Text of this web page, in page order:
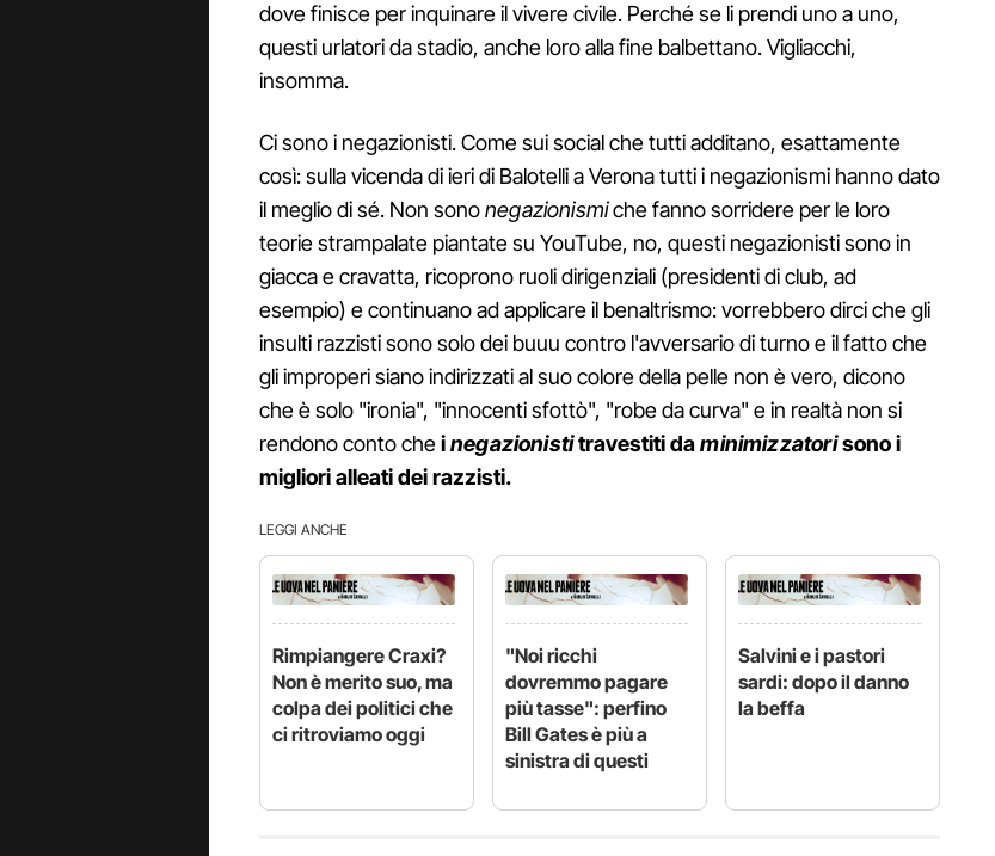
dove finisce per inquinare il vivere civile. Perché se li prendi uno a uno,
questi urlatori da stadio, anche loro alla fine balbettano. Vigliacchi,
insomma.
Ci sono i negazionisti. Come sui social che tutti additano, esattamente
così: sulla vicenda di ieri di Balotelli a Verona tutti i negazionismi hanno dato
il meglio di sé. Non sononegazionismiche fanno sorridere per le loro
teorie strampalate piantate su YouTube, no, questi negazionisti sono in
giacca e cravatta, ricoprono ruoli dirigenziali (presidenti di club, ad
esempio) e continuano ad applicare il benaltrismo: vorrebbero dirci che gli
insulti razzisti sono solo dei buuu contro l'avversario di turno e il fatto che
gli improperi siano indirizzati al suo colore della pelle non è vero, dicono
che è solo "ironia", "innocenti sfottò", "robe da curva" e in realtà non si
rendono conto cheinegazionistitravestiti daminimizzatorisono i
migliori alleati dei razzisti.
LEGGI ANCHE
Rimpiangere Craxi?
Non è merito suo, ma
colpa dei politici che
ci ritroviamo oggi
"Noi ricchi
dovremmo pagare
più tasse": perfino
Bill Gates è più a
sinistra di questi
Salvini e i pastori
sardi: dopo il danno
la beffa